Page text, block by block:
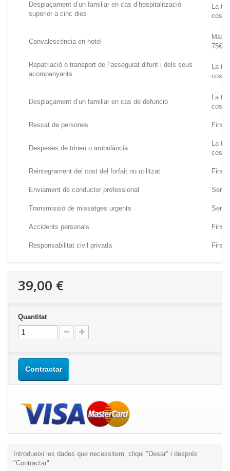
Desplaçament d’un familiar en cas d’hospitalització
superior a cinc dies
La
cost
Convalescència en hotel
75€/
Repatriació o transport de l’assegurat difunt i dels seus
acompanyants
La
cost
Desplaçament d’un familiar en cas de defunció
La
cost
Rescat de persones Fins
Despeses de trineu o ambulància
La
cost
Reintegrament del cost del forfait no utilitzat Fins
Enviament de conductor professional
Transmissió de missatges urgents
Accidents personals Fins
Responsabilitat civil privada Fins
39,00 €
Quantitat
Contractar
Introdueixi les dades que necessitem, cliqui "Desar" i després
"Contractar"